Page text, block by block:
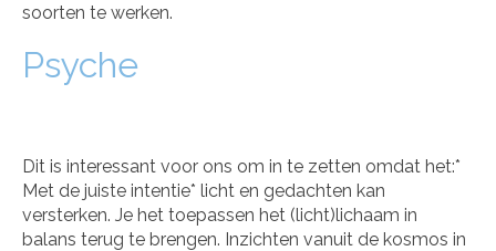
soorten te werken.
Psyche
Dit is interessant voor ons om in te zetten omdat het:*
Met de juiste intentie* licht en gedachten kan
versterken. Je het toepassen het (licht)lichaam in
balans terug te brengen. Inzichten vanuit de kosmos in